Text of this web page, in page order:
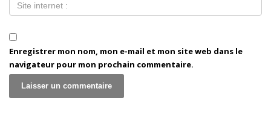
Enregistrer mon nom, mon e-mail et mon site web dans le
navigateur pour mon prochain commentaire.